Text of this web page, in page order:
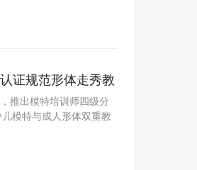
证规范形体走秀教
推出模特培训师四级分
模特与成人形体双重教